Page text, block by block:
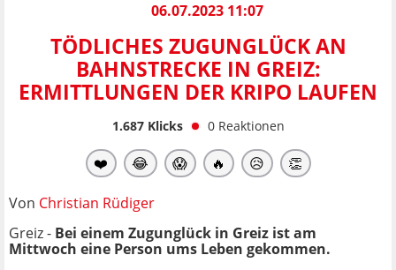
06.07.2023 11:07
TÖDLICHES ZUGUNGLÜCK AN
BAHNSTRECKE IN GREIZ:
ERMITTLUNGEN DER KRIPO LAUFEN
1.687Klicks 0 Reaktionen
❤️ 😂 😱 🔥 😥 👏
Von Christian Rüdiger
Greiz - Bei einem Zugunglück in Greiz ist am
Mittwoch eine Person ums Leben gekommen.